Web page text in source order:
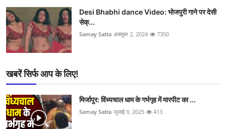
Desi Bhabhi dance Video: भोजपुरी गाने पर देसी
सेक्...
Samay Satta अक्तूबर 2, 2024 7350
खबरें सिर्फ आप के लिए!
मिर्जापुर: विंध्यचाल धाम के गर्भगृह में मारपीट का ...
Samay Satta जुलाई 9, 2025 413